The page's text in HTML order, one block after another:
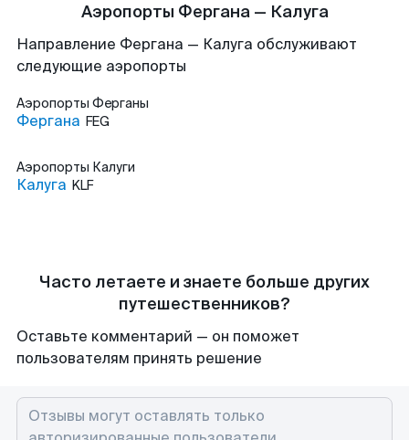
Аэропорты Фергана — Калуга
Направление Фергана — Калуга обслуживают
следующие аэропорты
Аэропорты Ферганы
Фергана FEG
Аэропорты Калуги
Калуга KLF
Часто летаете и знаете больше других
путешественников?
Оставьте комментарий — он поможет
пользователям принять решение